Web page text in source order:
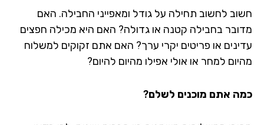
לחשוב תחילה על גודל ומאפייני החבילה. האם
בחבילה קטנה או גדולה? האם היא מכילה חפצים
או פריטים יקרי ערך? האם אתם זקוקים למשלוח
למחר או אולי אפילו מהיום להיום?
אתם מוכנים לשלם?